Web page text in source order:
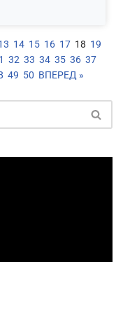
14 15 16 17 18 19
32 33 34 35 36 37
49 50 ВПЕРЕД »